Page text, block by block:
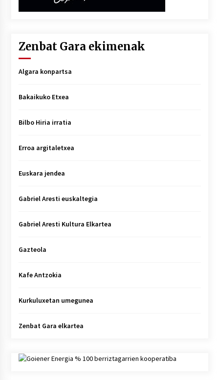
Zenbat Gara ekimenak
Algara konpartsa
Bakaikuko Etxea
Bilbo Hiria irratia
Erroa argitaletxea
Euskara jendea
Gabriel Aresti euskaltegia
Gabriel Aresti Kultura Elkartea
Gazteola
Kafe Antzokia
Kurkuluxetan umegunea
Zenbat Gara elkartea